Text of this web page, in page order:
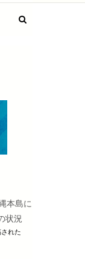
本島に
状況
れた